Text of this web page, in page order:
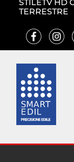
STILETV HD
TERRESTRE